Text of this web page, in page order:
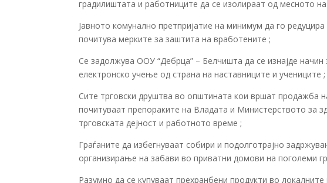
градилиштата и работниците да се изолираат од месното
Јавното комунално претпријатие на минимум да го
почитува мерките за заштита на вработените ;
Се задолжува ООУ “Дебрца” – Белчишта да се изнајде
електронско учење од страна на наставниците и учениците ;
Сите трговски друштва во општината кои вршат продажба
почитуваат препораките на Владата и Министерството за
трговската дејност и работното време ;
Граѓаните да избегнуваат собири и подолготрајно
организирање на забави во приватни домови на поголеми
Разумно да се купуваат прехранбени продукти во